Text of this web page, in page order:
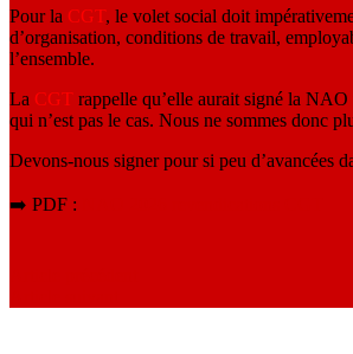
Pour la CGT, le volet social doit
d’organisation, conditions de travail,
l’ensemble.
La CGT rappelle qu’elle aurait signé la
qui n’est pas le cas. Nous ne sommes donc
Devons-nous signer pour si peu d’avancées
➡️ PDF :